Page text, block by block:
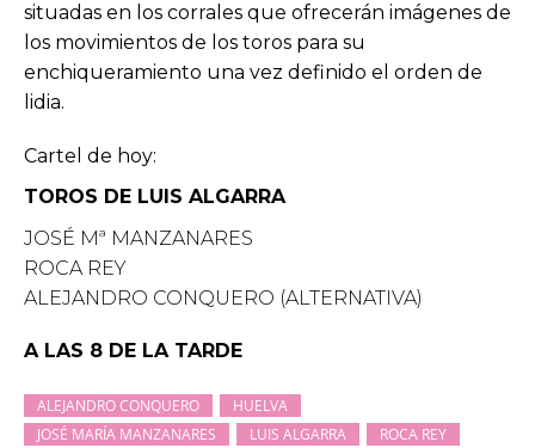
situadas en los corrales que ofrecerán imágenes de
los movimientos de los toros para su
enchiqueramiento una vez definido el orden de
lidia.
Cartel de hoy:
TOROS DE LUIS ALGARRA
JOSÉ Mª MANZANARES
ROCA REY
ALEJANDRO CONQUERO (ALTERNATIVA)
A LAS 8 DE LA TARDE
ALEJANDRO CONQUERO
HUELVA
JOSÉ MARÍA MANZANARES
LUIS ALGARRA ROCA REY